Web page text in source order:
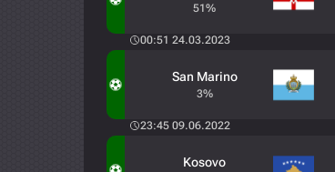
51%
00:51 24.03.2023
San Marino
3%
23:45 09.06.2022
Kosovo